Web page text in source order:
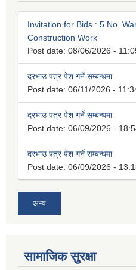
Invitation for Bids : 5 No.
Construction Work
Post date: 08/06/2026 -
दरभाउ पत्र पेश गर्ने सम्बन्धमा
Post date: 06/11/2026 -
दरभाउ पत्र पेश गर्ने सम्बन्धमा
Post date: 06/09/2026 -
दरभाउ पत्र पेश गर्ने सम्बन्धमा
Post date: 06/09/2026 -
अन्य
सामाजिक सुरक्षा